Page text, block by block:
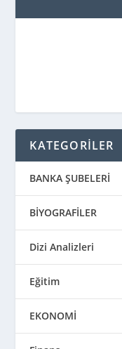
KATEGORİLER
BANKA ŞUBELERİ
BİYOGRAFİLER
Dizi Analizleri
Eğitim
EKONOMİ